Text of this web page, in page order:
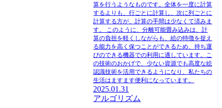
算を行うようなものです。全体を一度に計算
するよりも、行ごとに計算し、次に列ごとに
計算する方が、計算の手間は少なくて済みま
す。 このように、分離可能畳み込みは、計
算の負担を軽くしながらも、絵の特徴を捉え
る能力を高く保つことができるため、持ち運
びのできる機器での利用に適しています。こ
の技術のおかげで、少ない資源でも高度な絵
認識技術を活用できるようになり、私たちの
生活はますます便利になっています。
2025.01.31
アルゴリズム